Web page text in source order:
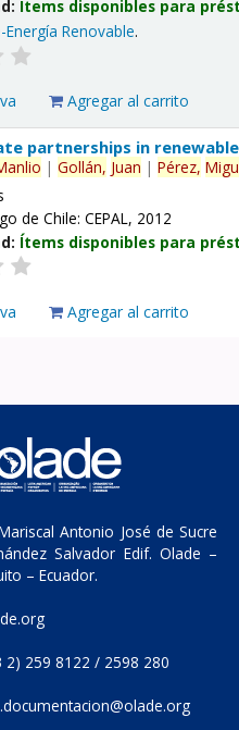
Ítems disponibles para
Energía Renovable.
Agregar al carrito
partnerships in
|Gollán, Juan |Pérez,
de Chile: CEPAL, 2012
Ítems disponibles para
Agregar al carrito
Antonio José de Sucre
Salvador Edif. Olade –
– Ecuador.
2) 259 8122 / 2598 280